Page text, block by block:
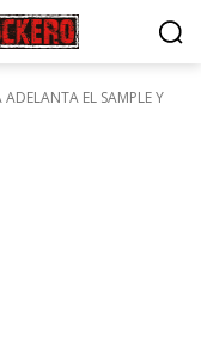
EL SAMPLE Y